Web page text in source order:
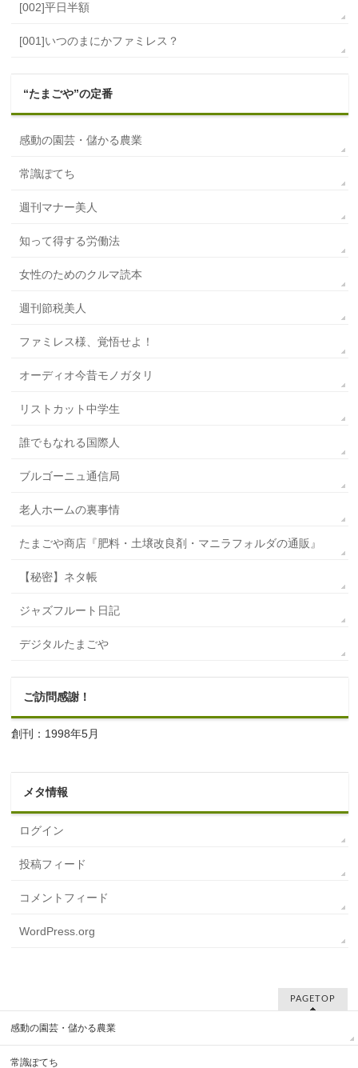
[002]平日半額
[001]いつのまにかファミレス？
“たまごや”の定番
感動の園芸・儲かる農業
常識ぽてち
週刊マナー美人
知って得する労働法
女性のためのクルマ読本
週刊節税美人
ファミレス様、覚悟せよ！
オーディオ今昔モノガタリ
リストカット中学生
誰でもなれる国際人
ブルゴーニュ通信局
老人ホームの裏事情
たまごや商店『肥料・土壌改良剤・マニラフォルダの通販』
【秘密】ネタ帳
ジャズフルート日記
デジタルたまごや
ご訪問感謝！
創刊：1998年5月
メタ情報
ログイン
投稿フィード
コメントフィード
WordPress.org
PAGETOP
感動の園芸・儲かる農業
常識ぽてち